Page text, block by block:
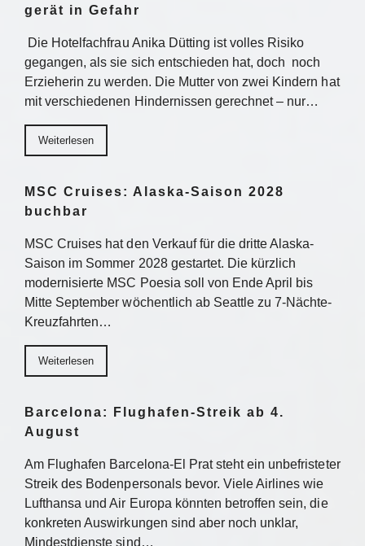
gerät in Gefahr
Die Hotelfachfrau Anika Dütting ist volles Risiko
gegangen, als sie sich entschieden hat, doch noch
Erzieherin zu werden. Die Mutter von zwei Kindern hat
mit verschiedenen Hindernissen gerechnet – nur…
Weiterlesen
MSC Cruises: Alaska-Saison 2028
buchbar
MSC Cruises hat den Verkauf für die dritte Alaska-
Saison im Sommer 2028 gestartet. Die kürzlich
modernisierte MSC Poesia soll von Ende April bis
Mitte September wöchentlich ab Seattle zu 7-Nächte-
Kreuzfahrten…
Weiterlesen
Barcelona: Flughafen-Streik ab 4.
August
Am Flughafen Barcelona-El Prat steht ein unbefristeter
Streik des Bodenpersonals bevor. Viele Airlines wie
Lufthansa und Air Europa könnten betroffen sein, die
konkreten Auswirkungen sind aber noch unklar,
Mindestdienste sind…